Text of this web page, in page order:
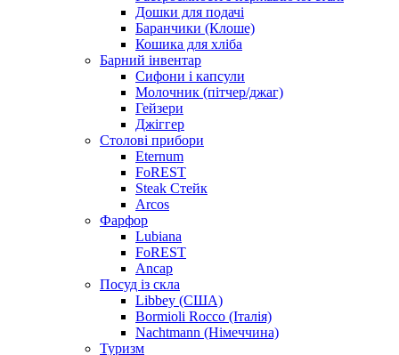
Дошки для подачі
Баранчики (Клоше)
Кошика для хліба
Барний інвентар
Сифони і капсули
Молочник (пітчер/джаг)
Гейзери
Джіггер
Столові прибори
Eternum
FoREST
Steak Стейк
Arcos
Фарфор
Lubiana
FoREST
Ancap
Посуд із скла
Libbey (США)
Bormioli Rocco (Італія)
Nachtmann (Німеччина)
Туризм